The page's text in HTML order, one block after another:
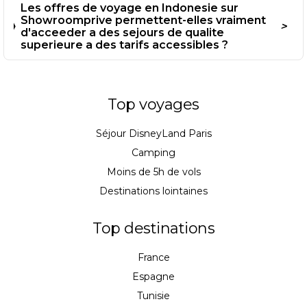
Les offres de voyage en Indonesie sur
Showroomprive permettent-elles vraiment
d'acceeder a des sejours de qualite
superieure a des tarifs accessibles ?
Top voyages
Séjour DisneyLand Paris
Camping
Moins de 5h de vols
Destinations lointaines
Top destinations
France
Espagne
Tunisie